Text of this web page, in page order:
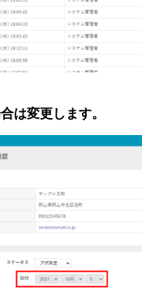
は変更します。